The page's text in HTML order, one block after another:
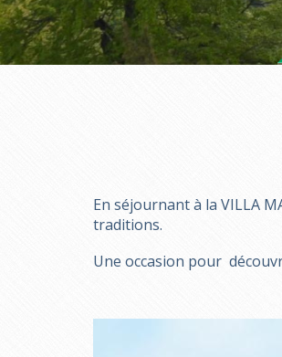
En séjournant à la VILLA
traditions.
Une occasion pour